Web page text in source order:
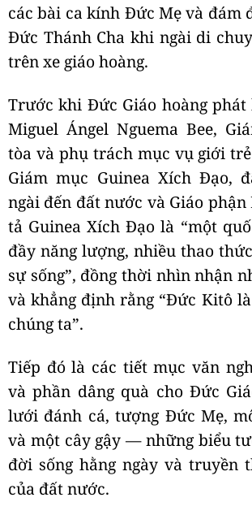
các bài ca kính Đức Mẹ và đám
Đức Thánh Cha khi ngài di
trên xe giáo hoàng.
Trước khi Đức Giáo hoàng
Miguel Ángel Nguema Bee,
tòa và phụ trách mục vụ giới
Giám mục Guinea Xích Đạo,
ngài đến đất nước và Giáo phận
tả Guinea Xích Đạo là “một
đầy năng lượng, nhiều thao
sự sống”, đồng thời nhìn nhận
và khẳng định rằng “Đức Kitô
chúng ta”.
Tiếp đó là các tiết mục văn
và phần dâng quà cho Đức
lưới đánh cá, tượng Đức Mẹ,
và một cây gậy — những biểu
đời sống hằng ngày và truyền
của đất nước.